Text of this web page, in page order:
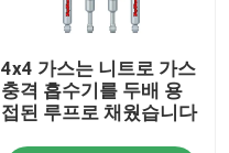
4x4 가스는 니트로 가스
충격 흡수기를 두배 용
접된 루프로 채웠습니다